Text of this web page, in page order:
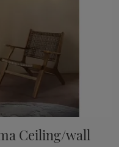
Ceiling/wall